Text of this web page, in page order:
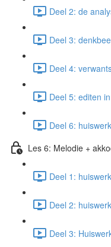
Deel 2: de
Deel 3:
Deel 4:
Deel 5: editen
Deel 6:
Les 6: Melodie +
Deel 1:
Deel 2:
Deel 3: